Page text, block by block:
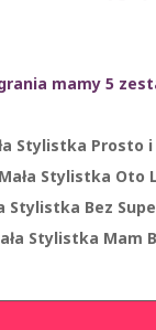
mamy 5
Stylistka Prosto
Stylistka Oto
Stylistka Bez
Stylistka Mam